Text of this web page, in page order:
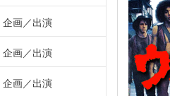
企画 出演
企画 出演
企画 出演